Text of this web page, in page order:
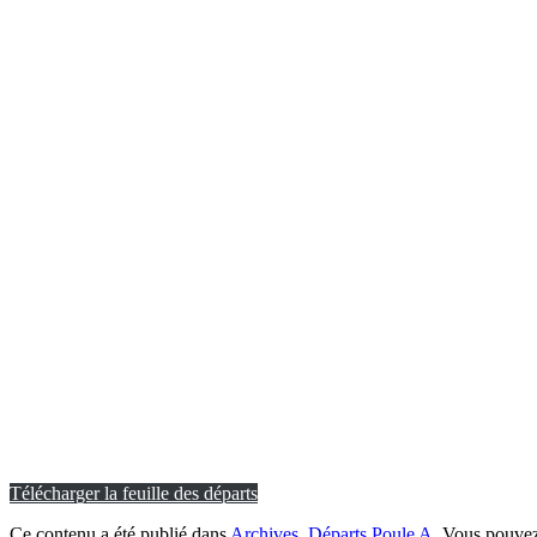
Télécharger la feuille des départs